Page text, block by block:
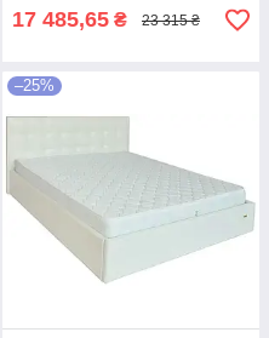
17 485,65 ₴ 23 315 ₴
–25%